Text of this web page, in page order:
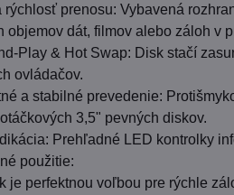
rýchlosť prenosu: Vybavená
objemov dát, filmov alebo záloh v
Play & Hot Swap: Disk stačí
ovládačov.
a stabilné prevedenie:
3,5" pevných diskov.
Prehľadné LED kontrolky
použitie:
je perfektnou voľbou pre rýchle